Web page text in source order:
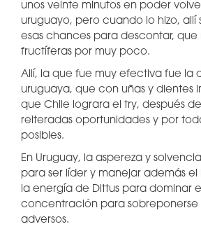
unos veinte minutos en poder
uruguayo, pero cuando lo hizo, allí
esas chances para descontar, que
fructíferas por muy poco.
Allí, la que fue muy efectiva fue la
uruguaya, que con uñas y dientes
que Chile lograra el try, después
reiteradas oportunidades y por
posibles.
En Uruguay, la aspereza y
para ser líder y manejar además el
la energía de Dittus para dominar
concentración para sobreponerse
adversos.